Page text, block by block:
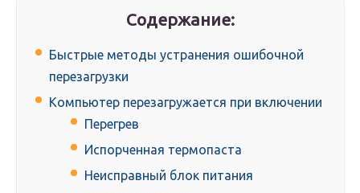
Содержание:
Быстрые методы устранения ошибочной
перезагрузки
Компьютер перезагружается при включении
Перегрев
Испорченная термопаста
Неисправный блок питания